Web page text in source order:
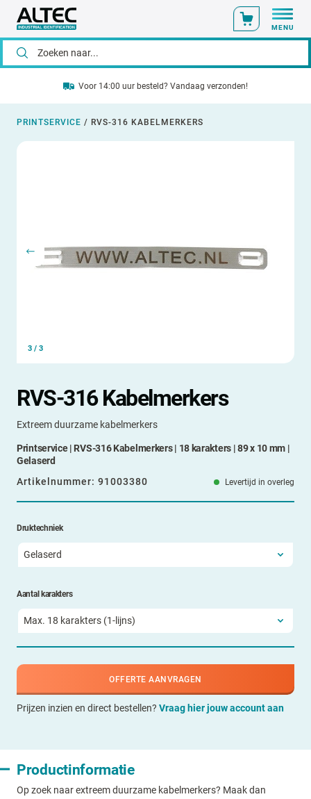
MENU
Voor 14:00 uur besteld? Vandaag verzonden!
PRINTSERVICE / RVS-316 KABELMERKERS
3 / 3
RVS-316 Kabelmerkers
Extreem duurzame kabelmerkers
Printservice | RVS-316 Kabelmerkers | 18 karakters | 89 x 10 mm |
Gelaserd
Artikelnummer: 91003380 Levertijd in overleg
Druktechniek
Aantal karakters
OFFERTE AANVRAGEN
Prijzen inzien en direct bestellen? Vraag hier jouw account aan
Productinformatie
Op zoek naar extreem duurzame kabelmerkers? Maak dan